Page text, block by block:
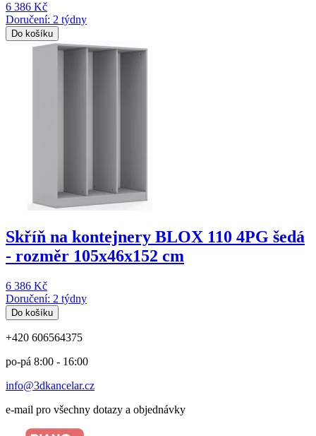
6 386 Kč
Doručení: 2 týdny
Do košíku
Skříň na kontejnery BLOX 110 4PG šedá
- rozměr 105x46x152 cm
6 386 Kč
Doručení: 2 týdny
Do košíku
+420 606564375
po-pá 8:00 - 16:00
info@3dkancelar.cz
e-mail pro všechny dotazy a objednávky